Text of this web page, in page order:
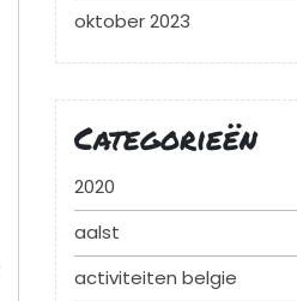
oktober 2023
Categorieën
2020
aalst
activiteiten belgie